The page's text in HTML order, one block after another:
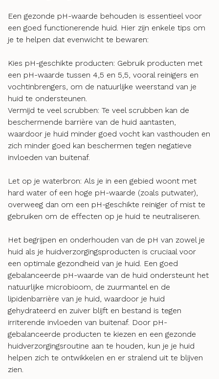
Een gezonde pH-waarde behouden is essentieel voor
een goed functionerende huid. Hier zijn enkele tips om
je te helpen dat evenwicht te bewaren:
Kies pH-geschikte producten: Gebruik producten met
een pH-waarde tussen 4,5 en 5,5, vooral reinigers en
vochtinbrengers, om de natuurlijke weerstand van je
huid te ondersteunen.
Vermijd te veel scrubben: Te veel scrubben kan de
beschermende barrière van de huid aantasten,
waardoor je huid minder goed vocht kan vasthouden en
zich minder goed kan beschermen tegen negatieve
invloeden van buitenaf.
Let op je waterbron: Als je in een gebied woont met
hard water of een hoge pH-waarde (zoals putwater),
overweeg dan om een pH-geschikte reiniger of mist te
gebruiken om de effecten op je huid te neutraliseren.
Het begrijpen en onderhouden van de pH van zowel je
huid als je huidverzorgingsproducten is cruciaal voor
een optimale gezondheid van je huid. Een goed
gebalanceerde pH-waarde van de huid ondersteunt het
natuurlijke microbioom, de zuurmantel en de
lipidenbarrière van je huid, waardoor je huid
gehydrateerd en zuiver blijft en bestand is tegen
irriterende invloeden van buitenaf. Door pH-
gebalanceerde producten te kiezen en een gezonde
huidverzorgingsroutine aan te houden, kun je je huid
helpen zich te ontwikkelen en er stralend uit te blijven
zien.